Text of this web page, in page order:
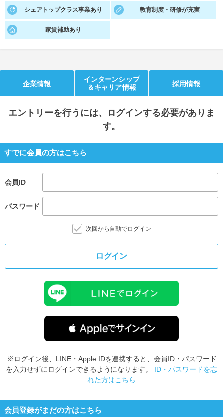
就活ノウハウ・サポート
就活支援
あなたに合う仕事を診断！ 動画で対策講座をチェック
就活時事ニュースを更新 不明点があればこちら
シェアトップクラス事業あり 教育制度・研修が充実
家賃補助あり
企業情報
インターンシップ
＆キャリア情報
採用情報
エントリーを行うには、ログインする必要がありま
す。
すでに会員の方はこちら
会員ID
パスワード
次回から自動でログイン
ログイン
※ログイン後、LINE・Apple IDを連携すると、会員ID・パスワード
を入力せずにログインできるようになります。 ID・パスワードを忘
れた方はこちら
会員登録がまだの方はこちら